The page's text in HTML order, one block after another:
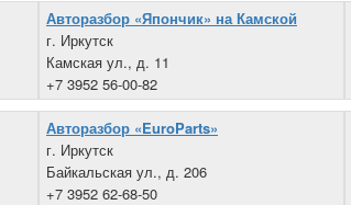
Авторазбор «Япончик» на Камской
г. Иркутск
Камская ул., д. 11
+7 3952 56-00-82
Авторазбор «EuroParts»
г. Иркутск
Байкальская ул., д. 206
+7 3952 62-68-50